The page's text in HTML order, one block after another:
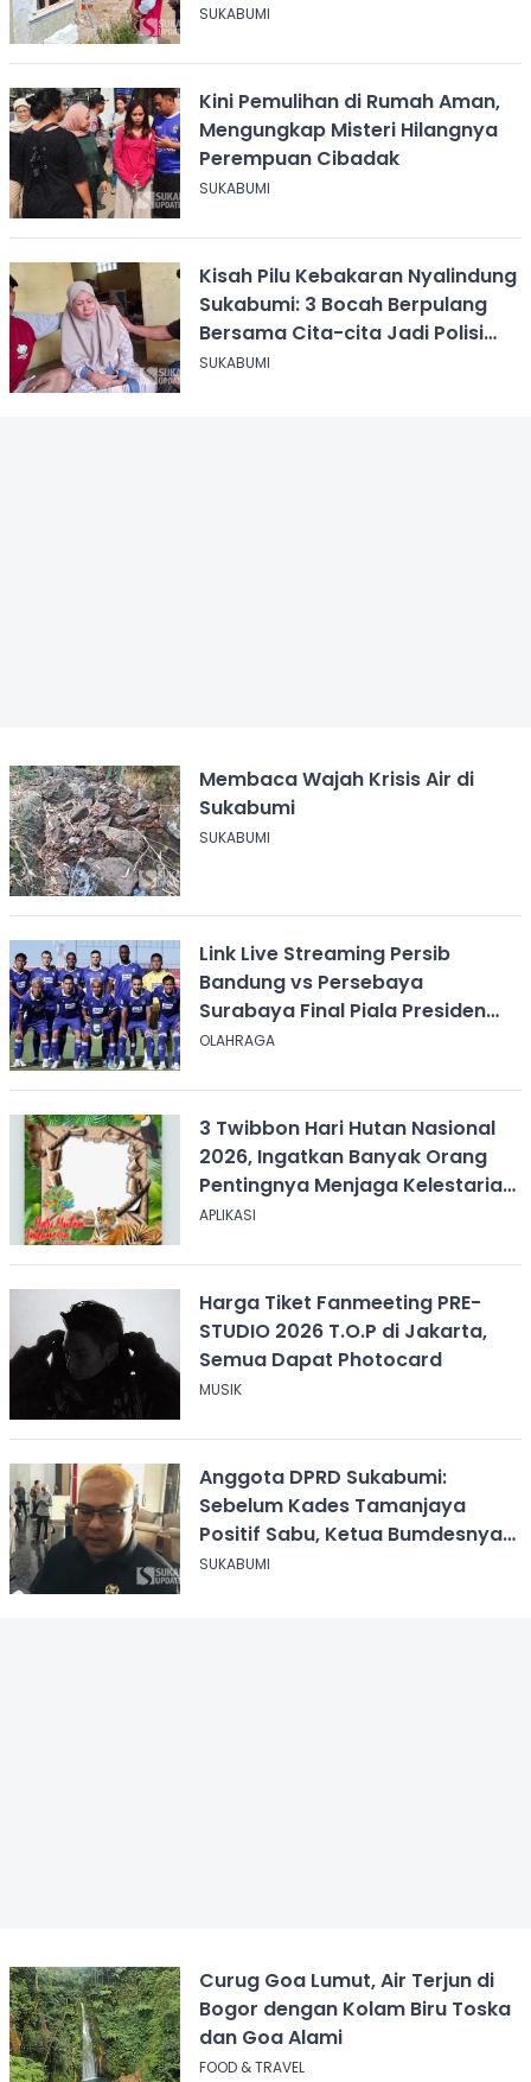
SUKABUMI
Kini Pemulihan di Rumah Aman,
Mengungkap Misteri Hilangnya
Perempuan Cibadak
SUKABUMI
Kisah Pilu Kebakaran Nyalindung
Sukabumi: 3 Bocah Berpulang
Bersama Cita-cita Jadi Polisi
dan Guru
SUKABUMI
Membaca Wajah Krisis Air di
Sukabumi
SUKABUMI
Link Live Streaming Persib
Bandung vs Persebaya
Surabaya Final Piala Presiden
2026, Kick-off Pukul 20.00 WIB
OLAHRAGA
3 Twibbon Hari Hutan Nasional
2026, Ingatkan Banyak Orang
Pentingnya Menjaga Kelestarian
Hutan
APLIKASI
Harga Tiket Fanmeeting PRE-
STUDIO 2026 T.O.P di Jakarta,
Semua Dapat Photocard
MUSIK
Anggota DPRD Sukabumi:
Sebelum Kades Tamanjaya
Positif Sabu, Ketua Bumdesnya
Juga Terjerat Dugaan Narkoba
SUKABUMI
Curug Goa Lumut, Air Terjun di
Bogor dengan Kolam Biru Toska
dan Goa Alami
FOOD & TRAVEL